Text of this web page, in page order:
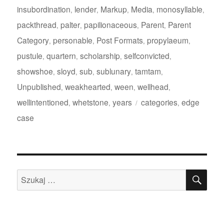
insubordination, lender, Markup, Media, monosyllable,
packthread, palter, papilionaceous, Parent, Parent
Category, personable, Post Formats, propylaeum,
pustule,quartern,scholarship,selfconvicted,
showshoe,sloyd,sub,sublunary,tamtam,
Unpublished,weakhearted,ween,wellhead,
wellintentioned,whetstone,years Tagi
categories,edge
case
Szukaj: